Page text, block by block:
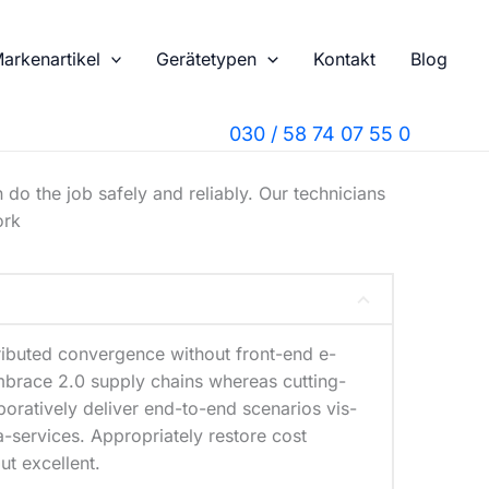
Gerätetypen Kontakt Blog
030 / 58 74 07 55 0
the job safely and reliably. Our technicians
convergence without front-end e-
2.0 supply chains whereas cutting-
deliver end-to-end scenarios vis-
services. Appropriately restore cost
excellent.